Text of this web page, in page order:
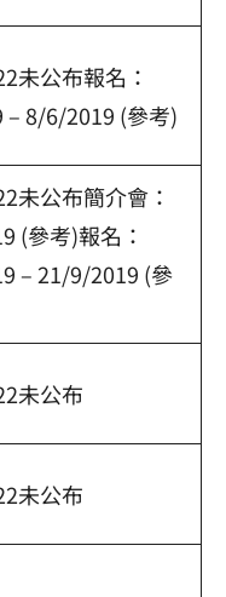
未公布報名：
8/6/2019 (參考)
未公布簡介會：
(參考)報名：
– 21/9/2019 (參
未公布
未公布